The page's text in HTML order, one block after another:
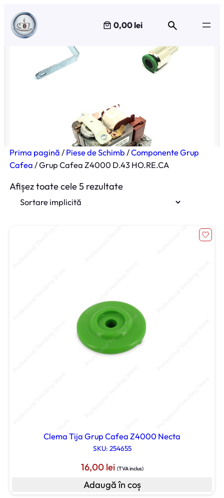
Sari
conținut
0,00 lei
Grup Cafea Z4000
D.43 HO.RE.CA
Prima pagină / Piese de Schimb /Componente Grup
Cafea / Grup Cafea Z4000 D.43 HO.RE.CA
Afișez toate cele 5 rezultate
Clema Tija Grup Cafea Z4000 Necta
SKU: 254655
16,00 lei (TVA inclus)
Adaugă în coș